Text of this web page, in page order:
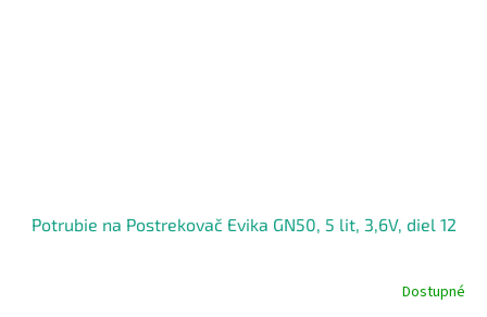
Potrubie na Postrekovač Evika GN50, 5 lit, 3,6V, diel 12
Dostupné